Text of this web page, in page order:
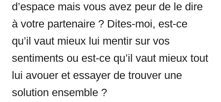
d’espace mais vous avez peur de le dire
à votre partenaire ? Dites-moi, est-ce
qu’il vaut mieux lui mentir sur vos
sentiments ou est-ce qu’il vaut mieux tout
lui avouer et essayer de trouver une
solution ensemble ?